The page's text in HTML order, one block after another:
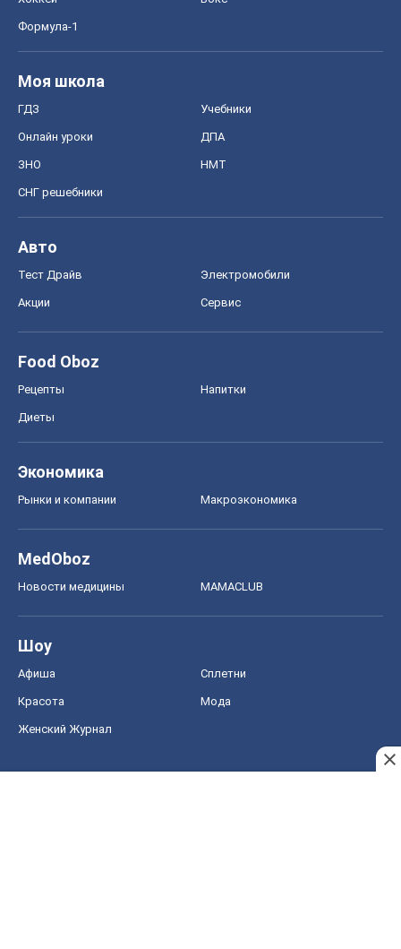
Формула-1
Моя школа
ГДЗ Учебники
Онлайн уроки ДПА
ЗНО НМТ
СНГ решебники
Авто
Тест Драйв Электромобили
Акции Сервис
Food Oboz
Рецепты Напитки
Диеты
Экономика
Рынки и компании Mакроэкономика
MedOboz
Новости медицины MAMACLUB
Шоу
Афиша Сплетни
Красота Мода
Женский Журнал